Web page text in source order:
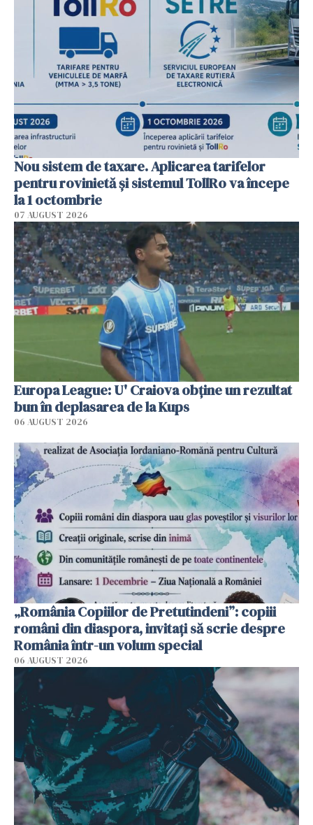
Nou sistem de taxare. Aplicarea tarifelor
pentru rovinietă şi sistemul TollRo va începe
la 1 octombrie
07 AUGUST 2026
Europa League: U' Craiova obține un rezultat
bun în deplasarea de la Kups
06 AUGUST 2026
„România Copiilor de Pretutindeni”: copiii
români din diaspora, invitați să scrie despre
România într-un volum special
06 AUGUST 2026